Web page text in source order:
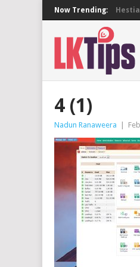
Now Trending:
4 (1)
Nadun Ranaweera